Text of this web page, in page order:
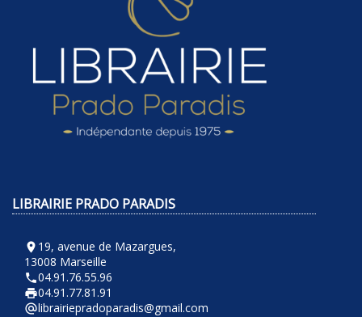
LIBRAIRIE PRADO PARADIS
room 19, avenue de Mazargues,
13008 Marseille
phone04.91.76.55.96
local_printshop04.91.77.81.91
alternate_emaillibrairiepradoparadis@gmail.com